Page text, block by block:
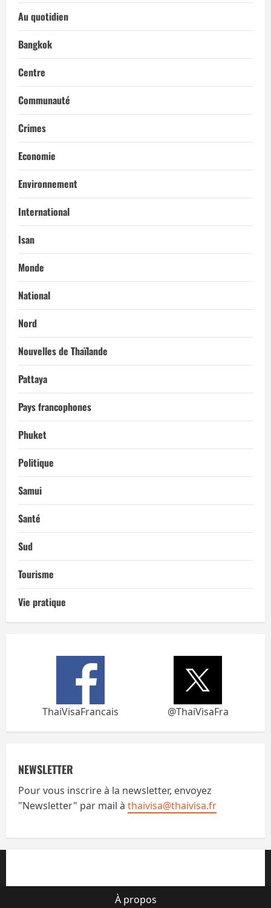
Au quotidien
Bangkok
Centre
Communauté
Crimes
Economie
Environnement
International
Isan
Monde
National
Nord
Nouvelles de Thaïlande
Pattaya
Pays francophones
Phuket
Politique
Samui
Santé
Sud
Tourisme
Vie pratique
ThaiVisaFrancais @ThaiVisaFra
NEWSLETTER
Pour vous inscrire à la newsletter, envoyez
"Newsletter" par mail à thaivisa@thaivisa.fr
À propos